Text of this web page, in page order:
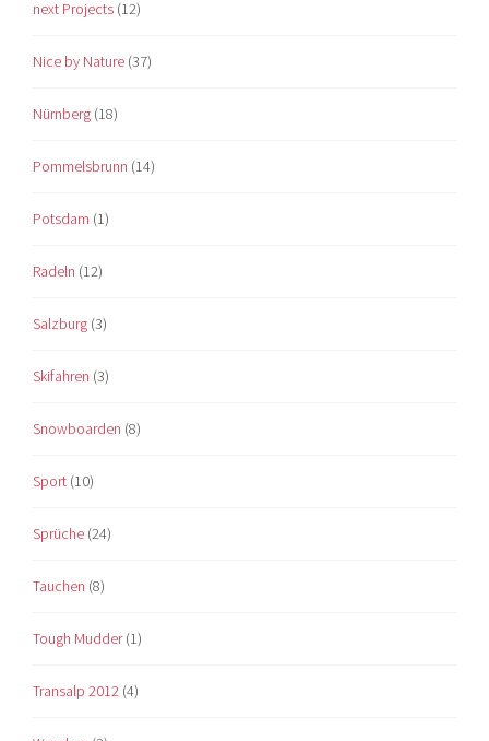
next Projects (12)
Nice by Nature (37)
Nürnberg (18)
Pommelsbrunn (14)
Potsdam (1)
Radeln (12)
Salzburg (3)
Skifahren (3)
Snowboarden (8)
Sport (10)
Sprüche (24)
Tauchen (8)
Tough Mudder(1)
Transalp 2012 (4)